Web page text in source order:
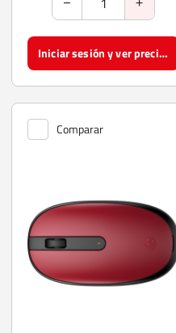
Iniciar sesión y ver precios
Comparar